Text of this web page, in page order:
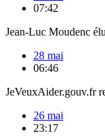
07:42
Jean-Luc Moudenc
28 mai
06:46
JeVeuxAider.gouv.fr
26 mai
23:17